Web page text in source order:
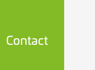
Contact